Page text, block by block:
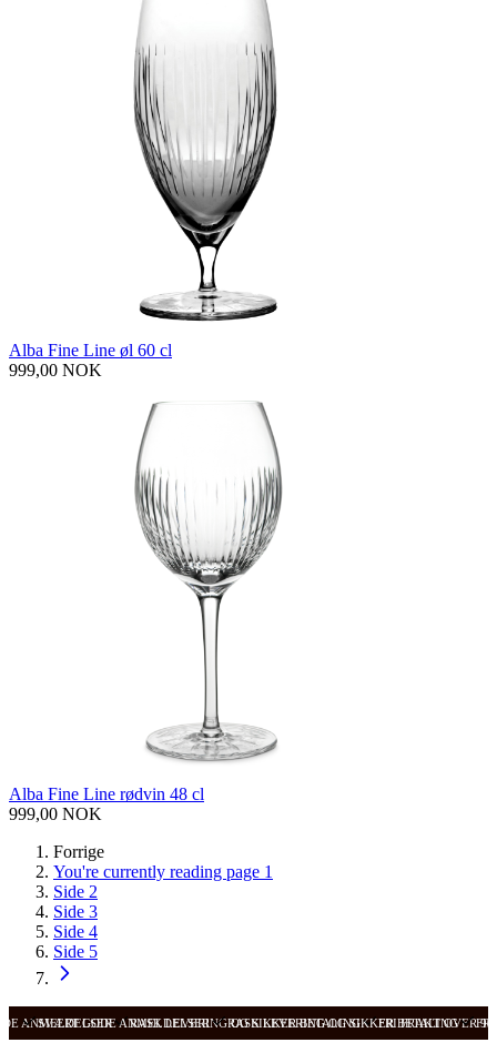
Alba Fine Line øl 60 cl
999,00 NOK
Alba Fine Line rødvin 48 cl
999,00 NOK
Forrige
You're currently reading page 1
Side 2
Side 3
Side 4
Side 5
ANMELDELSER RASK LEVERING OG SIKKER BETALING FRI FRAKT OVER
SVÆRT GODE ANMELDELSER RASK LEVERING OG SIKKER BETALING